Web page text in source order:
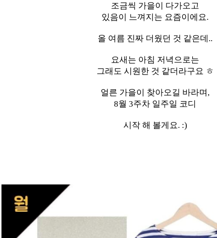
조금씩 가을이 다가오고
있음이 느껴지는 요즘이에요.
올 여름 진짜 더웠던 것 같은데..
요새는 아침 저녁으로는
그래도 시원한 것 같더라구요 ㅎ
얼른 가을이 찾아오길 바라며,
8월 3주차 일주일 코디
시작 해 볼게요. :)